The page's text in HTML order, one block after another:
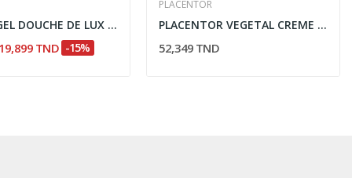
K-REINE GEL DOUCHE DE LUX VENIZIA 300ML
TND -15%
PLACENTOR
PLACENTOR VEGETAL CREME STRUCTURANTE ANTI-AGE...
52,349 TND